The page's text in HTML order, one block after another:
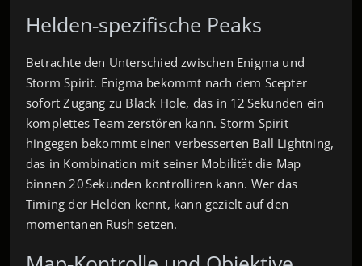
Helden‑spezifische Peaks
Betrachte den Unterschied zwischen Enigma und
Storm Spirit. Enigma bekommt nach dem Scepter
sofort Zugang zu Black Hole, das in 12 Sekunden ein
komplettes Team zerstören kann. Storm Spirit
hingegen bekommt einen verbesserten Ball Lightning,
das in Kombination mit seiner Mobilität die Map
binnen 20 Sekunden kontrol­lir­en kann. Wer das
Timing der Helden kennt, kann gezielt auf den
momentanen Rush setzen.